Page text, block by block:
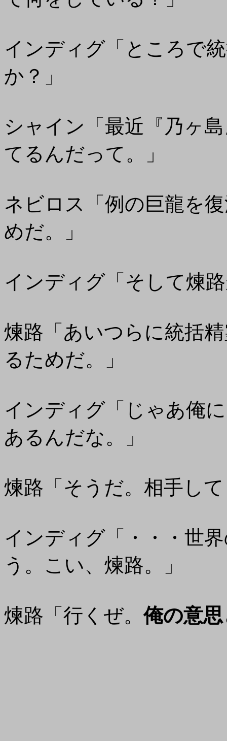
インディグ「ところで
か？」
シャイン「最近『乃ヶ
てるんだって。」
ネビロス「例の巨龍を
めだ。」
インディグ「そして煉
煉路「あいつらに統括
るためだ。」
インディグ「じゃあ俺
あるんだな。」
煉路「そうだ。相手し
インディグ「・・・世
う。こい、煉路。」
煉路「行くぜ。俺の意